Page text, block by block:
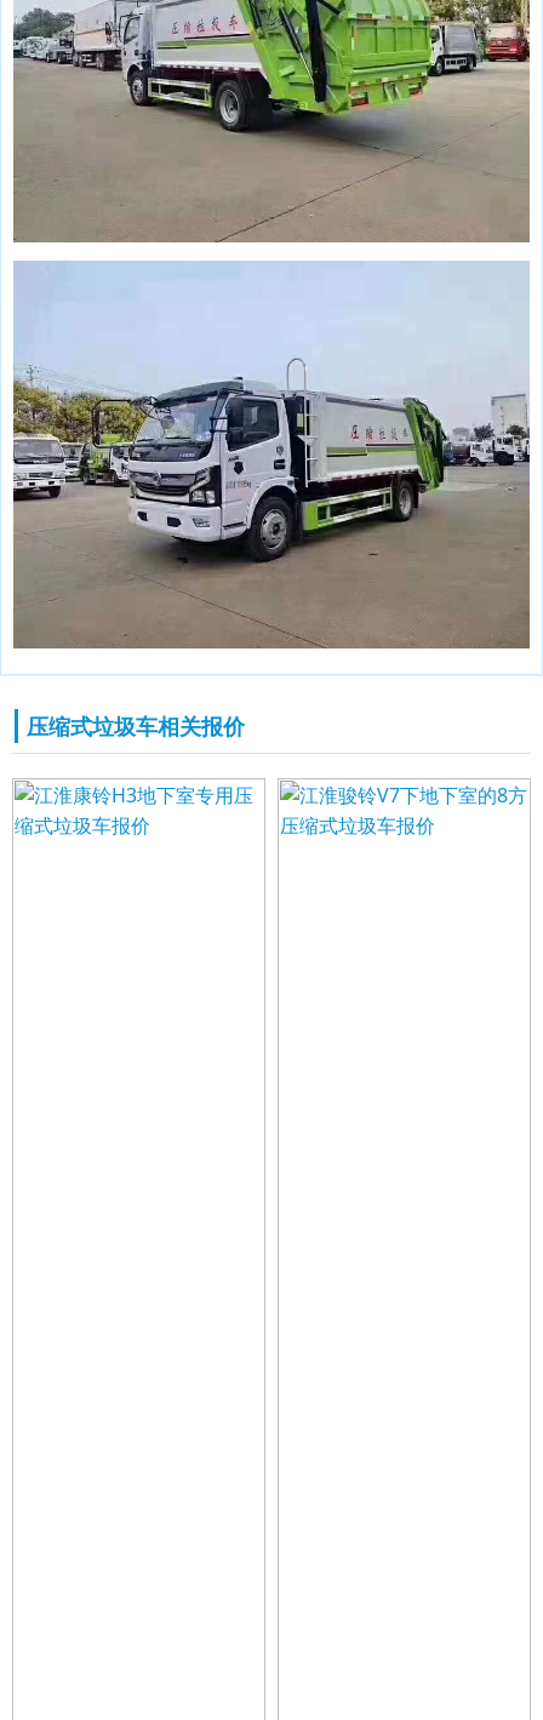
压缩式垃圾车相关报价